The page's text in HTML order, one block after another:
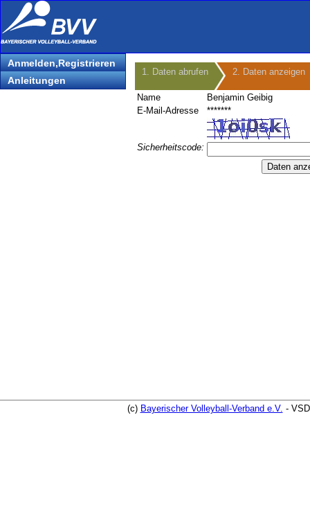
1. Daten abrufen 2. Daten anzeigen
Name
Benjamin Geibig
E-Mail-Adresse
*******
Sicherheitscode:
Anmelden,Registrieren
Anleitungen
(c) Bayerischer Volleyball-Verband e.V. -